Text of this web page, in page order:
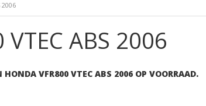
2006
ABS 2006
VFR800 VTEC ABS 2006 OP VOORRAAD.